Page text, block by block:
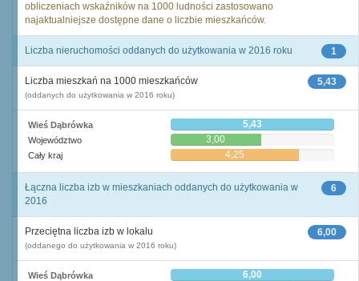
obliczeniach wskaźników na 1000 ludności zastosowano
najaktualniejsze dostępne dane o liczbie mieszkańców.
1
Liczba nieruchomości oddanych do użytkowania w 2016 roku
5,43
Liczba mieszkań na 1000 mieszkańców
(oddanych do użytkowania w 2016 roku)
Wieś Dąbrówka 5,43
Województwo 3,00
Cały kraj 4,25
6
Łączna liczba izb w mieszkaniach oddanych do użytkowania w
2016
6,00
Przeciętna liczba izb w lokalu
(oddanego do użytkowania w 2016 roku)
Wieś Dąbrówka 6,00